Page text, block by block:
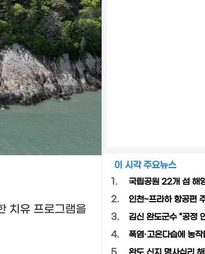
치유 프로그램을
이 시각 주요뉴스
1.
국립공원 22개 섬 해
2. 인천~프라하 항공편
3. 김신 완도군수 “공정
4. 폭염·고온다습에 농